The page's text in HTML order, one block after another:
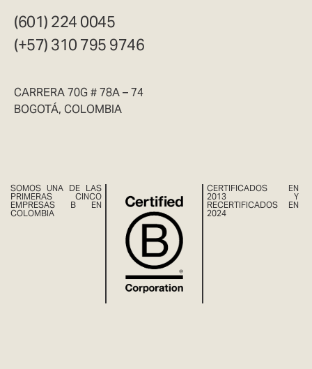
(601) 224 0045
(+57) 310 795 9746
CARRERA 70G # 78A – 74
BOGOTÁ, COLOMBIA
SOMOS UNA DE LAS
PRIMERAS CINCO
EMPRESAS B EN
COLOMBIA
CERTIFICADOS EN
2013 Y
RECERTIFICADOS EN
2024